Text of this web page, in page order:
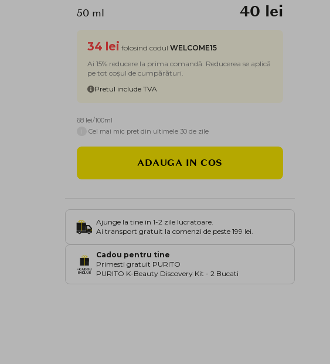
50 ml 40 lei
34 lei folosind codul WELCOME15
Ai 15% reducere la prima comandă. Reducerea se aplică
pe tot coșul de cumpărături.
Pretul include TVA
68 lei/100ml
Cel mai mic pret din ultimele 30 de zile
ADAUGA IN COS
Ajunge la tine in 1-2 zile lucratoare.
Ai transport gratuit la comenzi de peste 199 lei.
Cadou pentru tine
Primesti gratuit PURITO
PURITO K-Beauty Discovery Kit - 2 Bucati